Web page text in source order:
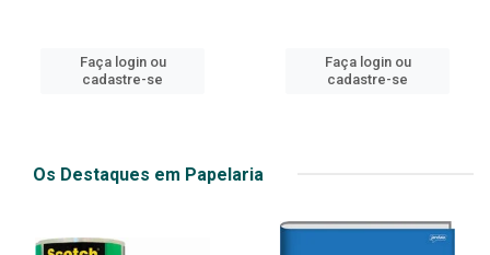
Faça login ou
cadastre-se
Faça login ou
cadastre-se
Os Destaques em Papelaria